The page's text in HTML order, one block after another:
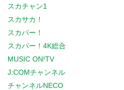
スカチャン1
スカサカ！
スカパー！
スカパー！4K総合
MUSIC ON!TV
J:COMチャンネル
チャンネルNECO